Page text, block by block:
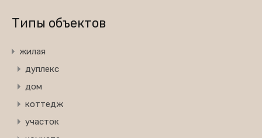
Типы объектов
жилая
дуплекс
дом
коттедж
участок